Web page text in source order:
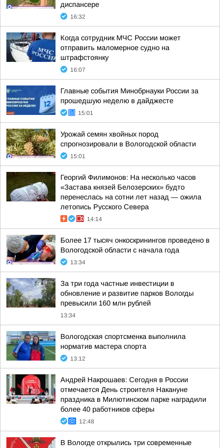
диспансере
16:32
Когда сотрудник МЧС России может
отправить маломерное судно на
штрафстоянку
16:07
Главные события Минобрнауки России за
прошедшую неделю в дайджесте
15:01
Урожай семян хвойных пород
спрогнозировали в Вологодской области
15:01
Георгий Филимонов: На несколько часов
«Застава князей Белозерских» будто
перенеслась на сотни лет назад — ожила
летопись Русского Севера
14:14
Более 17 тысяч онкоскринингов проведено в
Вологодской области с начала года
13:34
За три года частные инвестиции в
обновление и развитие парков Вологды
превысили 160 млн рублей
13:34
Вологодская спортсменка выполнила
норматив мастера спорта
13:12
Андрей Накрошаев: Сегодня в России
отмечается День строителя Накануне
праздника в Милютинском парке наградили
более 40 работников сферы
12:48
В Вологде открылись три современные